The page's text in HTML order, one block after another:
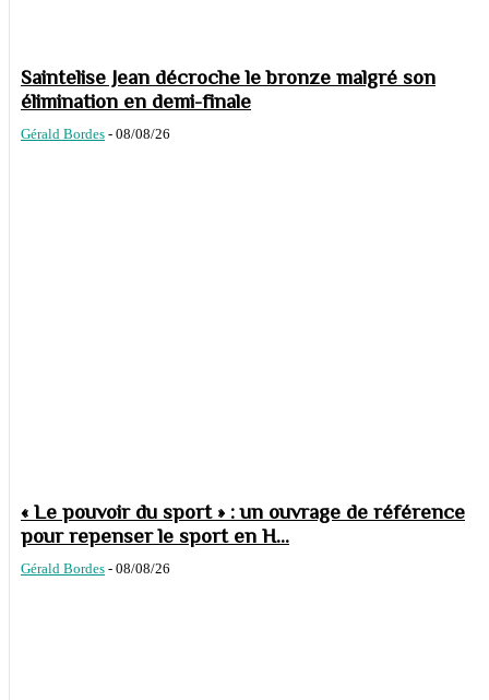
Saintelise Jean décroche le bronze malgré son
élimination en demi-finale
Gérald Bordes - 08/08/26
« Le pouvoir du sport » : un ouvrage de référence
pour repenser le sport en H...
Gérald Bordes - 08/08/26